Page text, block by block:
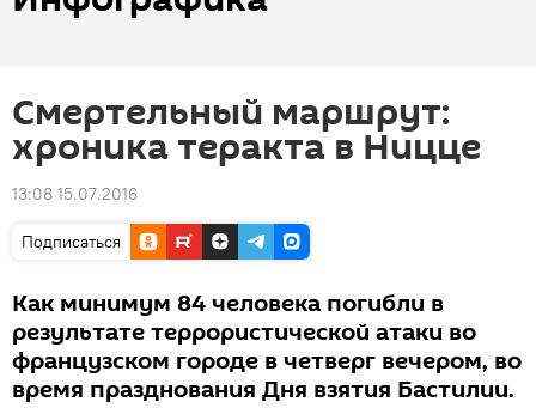
Смертельный маршрут:
хроника теракта в Ницце
13:08 15.07.2016
Подписаться
Как минимум 84 человека погибли в
результате террористической атаки во
французском городе в четверг вечером, во
время празднования Дня взятия Бастилии.